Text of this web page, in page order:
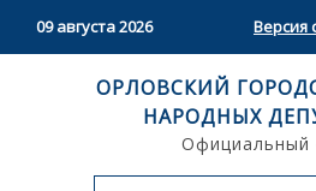
09 августа 2026 Версия
ОРЛОВСКИЙ
НАРОДНЫХ
Официальный